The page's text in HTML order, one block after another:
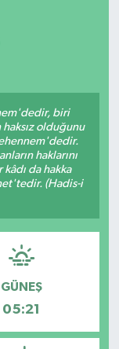
biri
olduğunu
haklarını
da hakka
(Hadis-i
GÜNEŞ
05:21